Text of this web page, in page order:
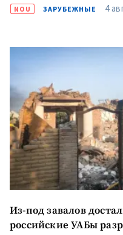
NOU ЗАРУБЕЖНЫЕ 4
Из-под завалов
российские УАБы
Фотография
+ Загрузить
изображение
Ссылка на медиа
+ Добавить
медиа
Текст новости
+ Добавить текст
КОНТАКТНЫЙ